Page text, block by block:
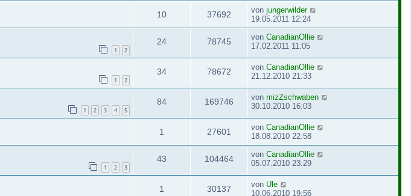
10 37692 von jungerwilder
19.05.2011 12:24
1 2
24 78745 von CanadianOllie
17.02.2011 11:05
1 2
34 78672 von CanadianOllie
21.12.2010 21:33
1 2 3 4 5
84 169746 von mizZschwaben
30.10.2010 16:03
1 27601 von CanadianOllie
18.08.2010 22:58
1 2 3
43 104464 von CanadianOllie
05.07.2010 23:29
1 30137 von Ule
10.06.2010 19:56